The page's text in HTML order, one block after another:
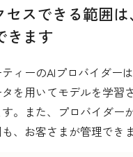
セスできる範囲は
きます
ィーのAIプロバイダー
を用いてモデルを学習
。また、プロバイダー
、お客さまが管理できま